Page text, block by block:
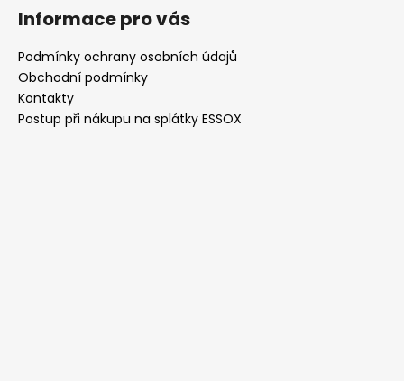
Informace pro vás
Podmínky ochrany osobních údajů
Obchodní podmínky
Kontakty
Postup při nákupu na splátky ESSOX